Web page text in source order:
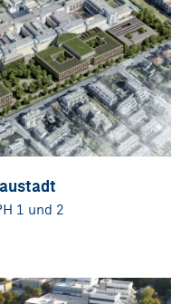
1 und 2